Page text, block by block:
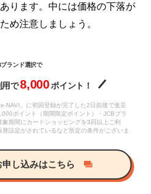
ります。中には価格の下落が
め注意しましょう。
ランド選択で
用で8,000ポイント！
NAVI」に初回登録が完了した2日前後で進呈
ポイント（期間限定ポイント）・JCBブラ
期間にカードショッピングを3回以上ご利
設定がされているなど所定の条件がございま
申し込みはこちら